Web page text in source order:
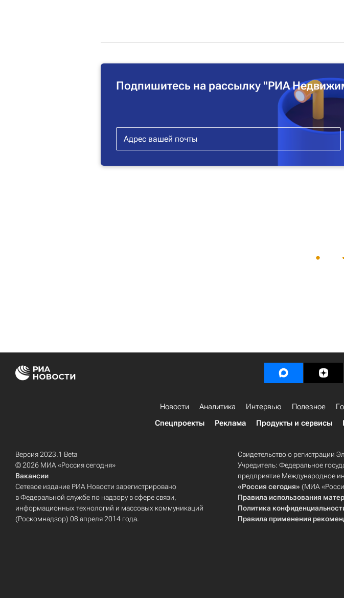
Подпишитесь на рассылку "РИА
Новости Аналитика Интервью Полезное
Спецпроекты
Реклама Продукты и сервисы
Версия 2023.1 Beta
© 2026 МИА «Россия сегодня»
Вакансии
Сетевое издание РИА Новости зарегистрировано
в Федеральной службе по надзору в сфере связи,
информационных технологий и массовых коммуникаций
(Роскомнадзор) 08 апреля 2014 года.
Свидетельство о регистрации
Учредитель: Федеральное
предприятие Международное
«Россия сегодня» (МИА
Правила использования
Политика
Правила применения